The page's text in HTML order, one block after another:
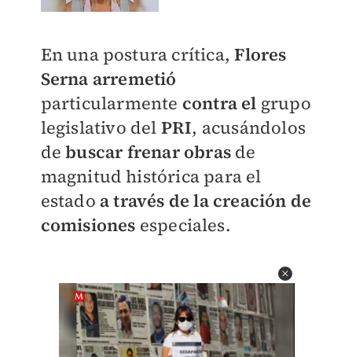
En una postura crítica, Flores
Serna arremetió
particularmente contra el grupo
legislativo del PRI, acusándolos
debuscar frenar obrasde
magnitud histórica para el
estado a través de la creación de
comisiones especiales.